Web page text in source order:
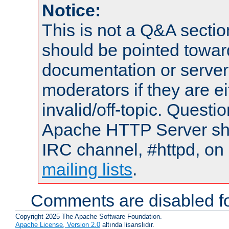
Notice:
This is not a Q&A
should be pointed
documentation or
moderators if they are
invalid/off-topic.
Apache HTTP Server
IRC channel, #httpd,
mailing lists.
Comments are disabled
Copyright 2025 The Apache Software Foundation.
Apache License, Version 2.0 altında lisanslıdır.